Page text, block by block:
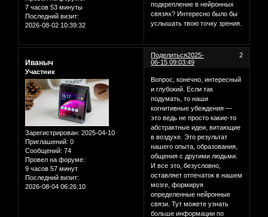
7 часов 53 минуты
Последний визит:
2026-08-02 10:39:32
подкрепление в нейронных
связях? Интересно было бы
услышать твою точку зрения.
Поделиться 2
2025-
06-15 09:03:49
Иваныч
Участник
Зарегистрирован: 2025-04-10
Приглашений: 0
Сообщений: 74
Провел на форуме:
9 часов 57 минут
Последний визит:
2026-08-04 06:26:10
Вопрос, конечно, интересный
и глубокий. Если так
подумать, то наши
когнитивные убеждения —
это ведь не просто какие-то
абстрактные идеи, витающие
в воздухе. Это результат
нашего опыта, образования,
общения с другими людьми.
И все это, безусловно,
оставляет отпечаток в нашем
мозге, формируя
определенные нейронные
связи. Тут можете узнать
больше информации по